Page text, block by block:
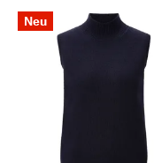
Neu